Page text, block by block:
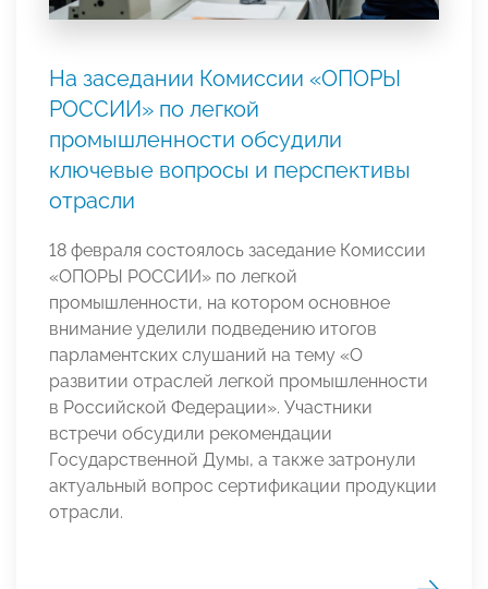
На заседании Комиссии «ОПОРЫ
РОССИИ» по легкой
промышленности обсудили
ключевые вопросы и перспективы
отрасли
18 февраля состоялось заседание Комиссии
«ОПОРЫ РОССИИ» по легкой
промышленности, на котором основное
внимание уделили подведению итогов
парламентских слушаний на тему «О
развитии отраслей легкой промышленности
в Российской Федерации». Участники
встречи обсудили рекомендации
Государственной Думы, а также затронули
актуальный вопрос сертификации продукции
отрасли.